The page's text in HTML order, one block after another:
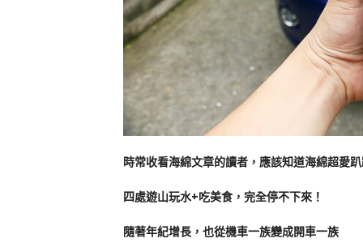
時常收看海綿文章的讀者，應該知道海綿超愛
四處遊山玩水+吃美食，完全停不下來！
隨著年紀增長，也從機車一族變成開車一族